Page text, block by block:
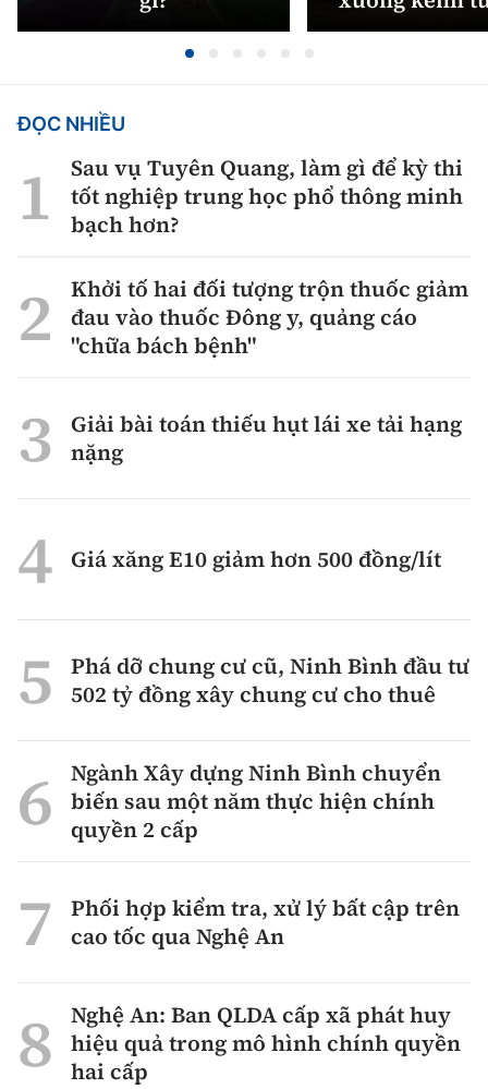
ĐỌC NHIỀU
Sau vụ Tuyên Quang, làm gì để kỳ thi
tốt nghiệp trung học phổ thông minh
bạch hơn?
Khởi tố hai đối tượng trộn thuốc giảm
đau vào thuốc Đông y, quảng cáo
"chữa bách bệnh"
Giải bài toán thiếu hụt lái xe tải hạng
nặng
Giá xăng E10 giảm hơn 500 đồng/lít
Phá dỡ chung cư cũ, Ninh Bình đầu tư
502 tỷ đồng xây chung cư cho thuê
Ngành Xây dựng Ninh Bình chuyển
biến sau một năm thực hiện chính
quyền 2 cấp
Phối hợp kiểm tra, xử lý bất cập trên
cao tốc qua Nghệ An
Nghệ An: Ban QLDA cấp xã phát huy
hiệu quả trong mô hình chính quyền
hai cấp